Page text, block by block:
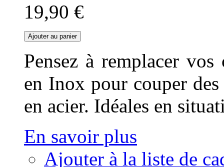
19,90 €
Ajouter au panier
Pensez à remplacer
en Inox pour couper
en acier. Idéales en
En savoir plus
Ajouter à la liste de